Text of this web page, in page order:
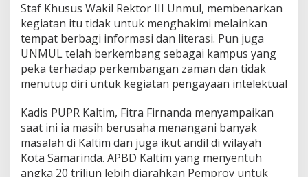
s
a
l
a
h
d
i
o
t
a
S
a
Staf Khusus Wakil Rektor III Unmul, membenarkan
kegiatan itu tidak untuk menghakimi melainkan
tempat berbagi informasi dan literasi. Pun juga
UNMUL telah berkembang sebagai kampus yang
peka terhadap perkembangan zaman dan tidak
menutup diri untuk kegiatan pengayaan intelektual
Kadis PUPR Kaltim, Fitra Firnanda menyampaikan
saat ini ia masih berusaha menangani banyak
masalah di Kaltim dan juga ikut andil di wilayah
Kota Samarinda. APBD Kaltim yang menyentuh
angka 20 triliun lebih diarahkan Pemprov untuk